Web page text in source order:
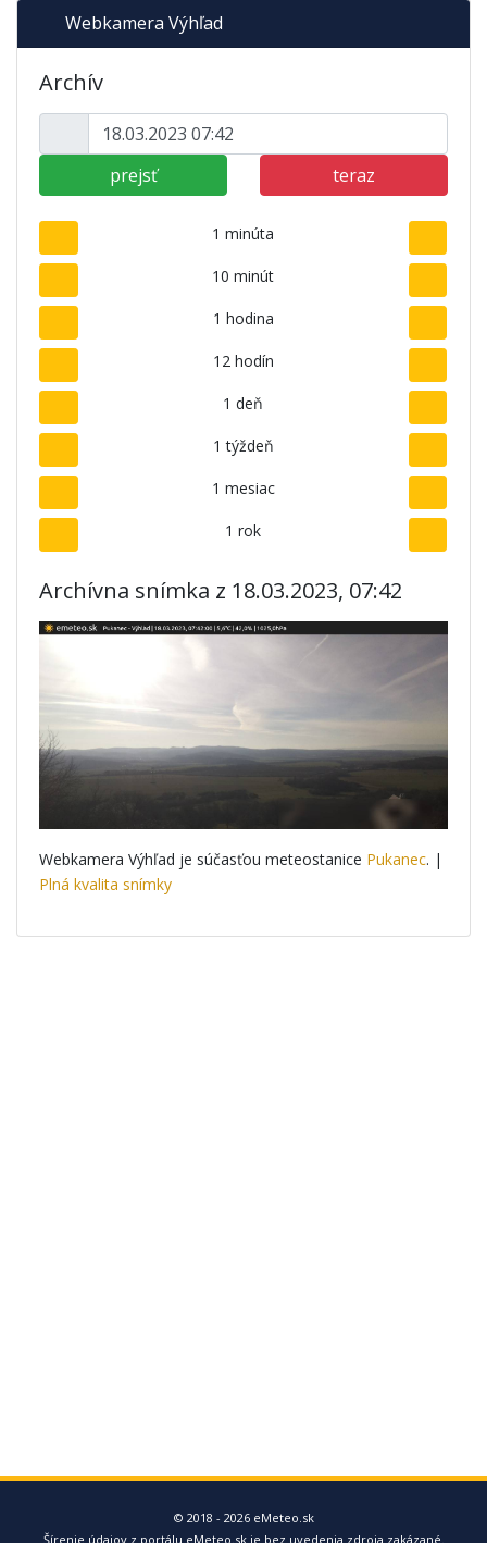
Webkamera Výhľad
Archív
prejsť teraz
1 minúta
10 minút
1 hodina
12 hodín
1 deň
1 týždeň
1 mesiac
1 rok
Archívna snímka z 18.03.2023, 07:42
Webkamera Výhľad je súčasťou meteostanice Pukanec. |
Plná kvalita snímky
© 2018 - 2026 eMeteo.sk
Šírenie údajov z portálu eMeteo.sk je bez uvedenia zdroja zakázané.